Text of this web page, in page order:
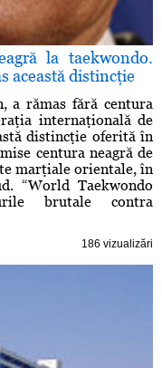
la taekwondo.
această distincţie
a rămas fără centura
internaţională de
distincţie oferită în
centura neagră de
marţiale orientale, în
“World Taekwondo
brutale contra
186 vizualizări